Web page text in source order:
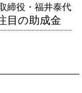
締役・福井泰代
目の助成金